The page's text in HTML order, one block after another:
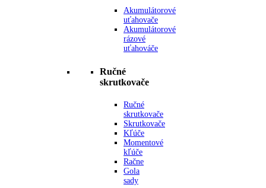
Akumulátorové
uťahovače
Akumulátorové
rázové
uťahováče
Ručné
skrutkovače
Ručné
skrutkovače
Skrutkovače
Kľúče
Momentové
kľúče
Račne
Gola
sady